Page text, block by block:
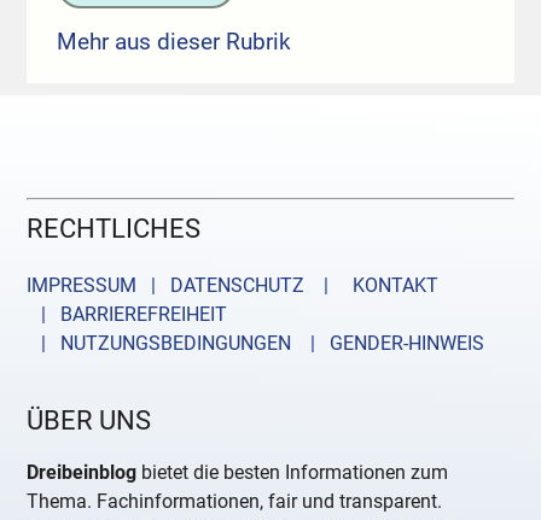
Mehr aus dieser Rubrik
RECHTLICHES
IMPRESSUM | DATENSCHUTZ |
KONTAKT
| BARRIEREFREIHEIT
| NUTZUNGSBEDINGUNGEN
| GENDER-HINWEIS
ÜBER UNS
Dreibeinblog bietet die besten Informationen zum
Thema. Fachinformationen, fair und transparent.